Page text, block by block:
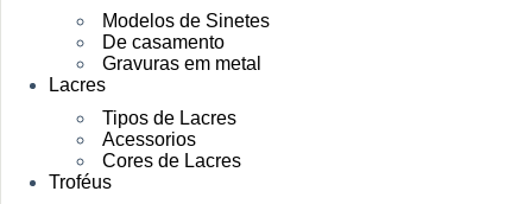
Modelos de Sinetes
De casamento
Gravuras em metal
Lacres
Tipos de Lacres
Acessorios
Cores de Lacres
Troféus